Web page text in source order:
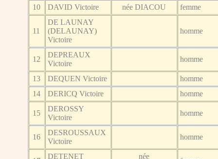
10 DAVID Victoire née DIACOU femme
11
DE LAUNAY
(DELAUNAY)
Victoire
homme
12
DEPREAUX
Victoire
homme
13 DEQUEN Victoire
homme
14
DERICQ Victoire homme
15
DEROSSY
Victoire
homme
16
DESROUSSAUX
Victoire
homme
DETENET
née